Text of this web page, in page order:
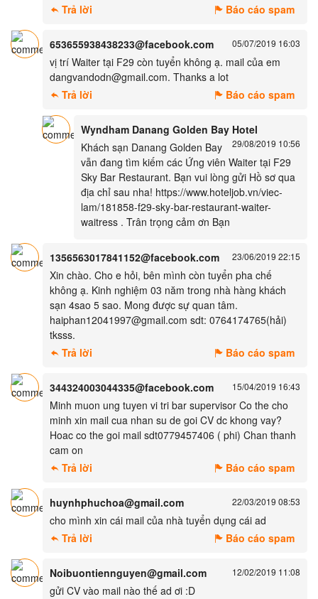
Trả lời
Báo cáo spam
653655938438233@facebook.com 05/07/2019 16:03
vị trí Waiter tại F29 còn tuyển không ạ. mail của em
dangvandodn@gmail.com. Thanks a lot
Trả lời
Báo cáo spam
Wyndham Danang Golden Bay Hotel
29/08/2019 10:56
Khách sạn Danang Golden Bay
vẫn đang tìm kiếm các Ứng viên Waiter tại F29
Sky Bar Restaurant. Bạn vui lòng gửi Hồ sơ qua
địa chỉ sau nha! https://www.hoteljob.vn/viec-
lam/181858-f29-sky-bar-restaurant-waiter-
waitress . Trân trọng cảm ơn Bạn
1356563017841152@facebook.com 23/06/2019 22:15
Xin chào. Cho e hỏi, bên mình còn tuyển pha chế
không ạ. Kinh nghiệm 03 năm trong nhà hàng khách
sạn 4sao 5 sao. Mong được sự quan tâm.
haiphan12041997@gmail.com sdt: 0764174765(hải)
tksss.
Trả lời
Báo cáo spam
344324003044335@facebook.com 15/04/2019 16:43
Minh muon ung tuyen vi tri bar supervisor Co the cho
minh xin mail cua nhan su de goi CV dc khong vay?
Hoac co the goi mail sdt0779457406 ( phi) Chan thanh
cam on
Trả lời
Báo cáo spam
huynhphuchoa@gmail.com 22/03/2019 08:53
cho mình xin cái mail của nhà tuyển dụng cái ad
Trả lời
Báo cáo spam
Noibuontiennguyen@gmail.com 12/02/2019 11:08
gửi CV vào mail nào thế ad ơi :D